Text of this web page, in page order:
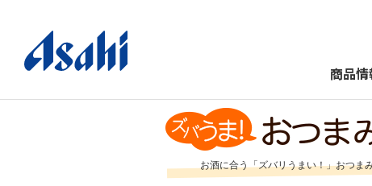
商品
お酒に合う「ズバリうまい！」おつま